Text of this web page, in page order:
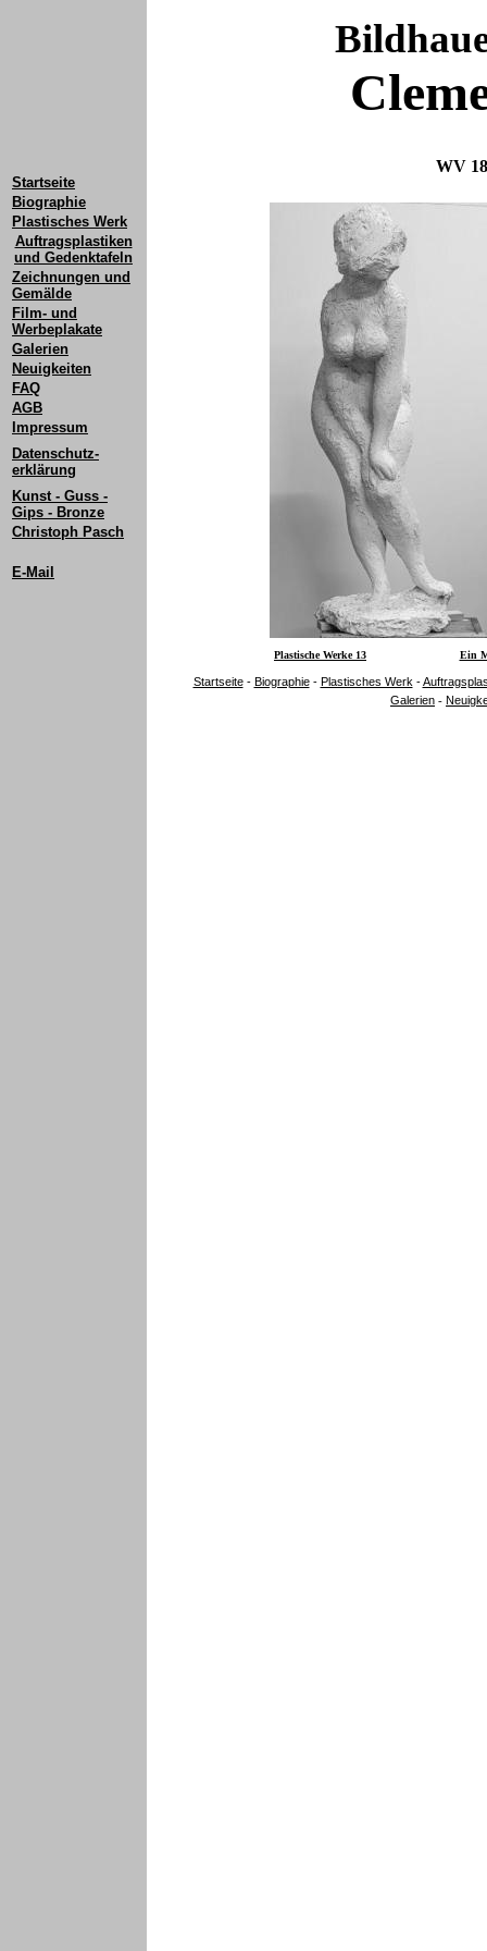
Startseite
Biographie
Plastisches Werk
Auftragsplastiken
und Gedenktafeln
Zeichnungen und
Gemälde
Film- und
Werbeplakate
Galerien
Neuigkeiten
FAQ
AGB
Impressum
Datenschutz-
erklärung
Kunst - Guss -
Gips - Bronze
Christoph Pasch
E-Mail
WV
Plastische Werke 13 Ein
Startseite- Biographie- Plastisches Werk -
Galerien -